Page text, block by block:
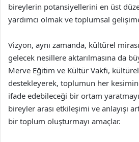
bireylerin potansiyellerini en üst
yardımcı olmak ve toplumsal
Vizyon, aynı zamanda, kültürel
gelecek nesillere aktarılmasına da
Merve Eğitim ve Kültür Vakfı,
destekleyerek, toplumun her
ifade edebileceği bir ortam
bireyler arası etkileşimi ve anlayışı
bir toplum oluşturmayı amaçlar.